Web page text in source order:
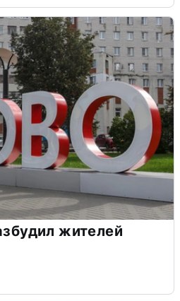
жителей